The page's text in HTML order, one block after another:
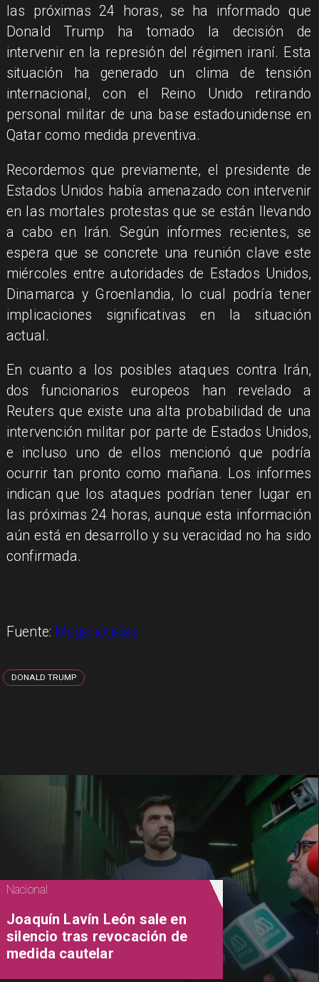
las próximas 24 horas, se ha informado que
Donald Trump ha tomado la decisión de
intervenir en la represión del régimen iraní. Esta
situación ha generado un clima de tensión
internacional, con el Reino Unido retirando
personal militar de una base estadounidense en
Qatar como medida preventiva.
Recordemos que previamente, el presidente de
Estados Unidos había amenazado con intervenir
en las mortales protestas que se están llevando
a cabo en Irán. Según informes recientes, se
espera que se concrete una reunión clave este
miércoles entre autoridades de Estados Unidos,
Dinamarca y Groenlandia, lo cual podría tener
implicaciones significativas en la situación
actual.
En cuanto a los posibles ataques contra Irán,
dos funcionarios europeos han revelado a
Reuters que existe una alta probabilidad de una
intervención militar por parte de Estados Unidos,
e incluso uno de ellos mencionó que podría
ocurrir tan pronto como mañana. Los informes
indican que los ataques podrían tener lugar en
las próximas 24 horas, aunque esta información
aún está en desarrollo y su veracidad no ha sido
confirmada.
Fuente: Meganoticias
DONALD TRUMP
Nacional
Joaquín Lavín León sale en
silencio tras revocación de
medida cautelar